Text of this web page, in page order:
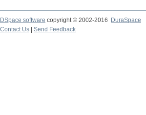
DSpace software copyright © 2002-2016
DuraSpace
Contact Us
Send Feedback